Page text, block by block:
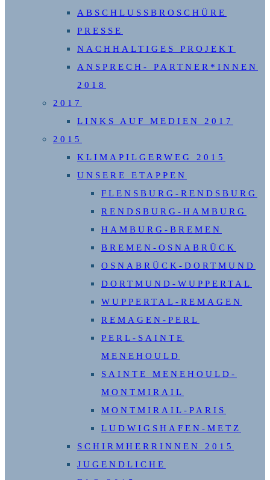
ABSCHLUSSBROSCHÜRE
PRESSE
NACHHALTIGES PROJEKT
ANSPRECH- PARTNER*INNEN
2018
2017
LINKS AUF MEDIEN 2017
2015
KLIMAPILGERWEG 2015
UNSERE ETAPPEN
FLENSBURG-RENDSBURG
RENDSBURG-HAMBURG
HAMBURG-BREMEN
BREMEN-OSNABRÜCK
OSNABRÜCK-DORTMUND
DORTMUND-WUPPERTAL
WUPPERTAL-REMAGEN
REMAGEN-PERL
PERL-SAINTE
MENEHOULD
SAINTE MENEHOULD-
MONTMIRAIL
MONTMIRAIL-PARIS
LUDWIGSHAFEN-METZ
SCHIRMHERRINNEN 2015
JUGENDLICHE